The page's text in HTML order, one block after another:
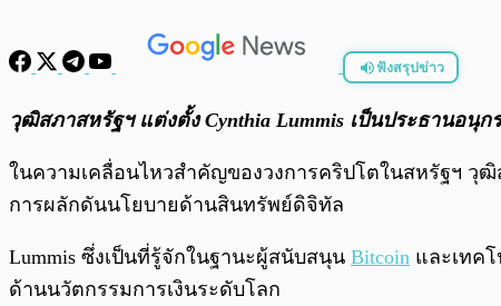
ฟังสรุปข่าว
พร้อมเล่น
วุฒิสภาสหรัฐฯ แต่งตั้ง Cynthia Lummis เป็นประธานอ
ในความเคลื่อนไหวสำคัญของวงการคริปโตในสหรัฐฯ วุ
การผลักดันนโยบายด้านสินทรัพย์ดิจิทัล
Lummis ซึ่งเป็นที่รู้จักในฐานะผู้สนับสนุน Bitcoin และเทค
ด้านนวัตกรรมการเงินระดับโลก